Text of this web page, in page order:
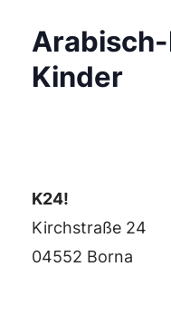
Kinder
K24!
Kirchstraße 24
04552 Borna